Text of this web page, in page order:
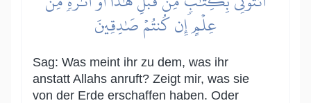
عِلۡمٍ إِن كُنتُمۡ صَٰدِقِينَ
Sag: Was meint ihr zu dem, was ihr
anstatt Allahs anruft? Zeigt mir, was sie
von der Erde erschaffen haben. Oder